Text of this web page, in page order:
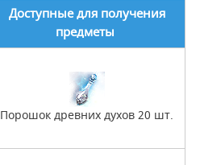
Доступные для получения
предметы
Порошок древних духов 20 шт.